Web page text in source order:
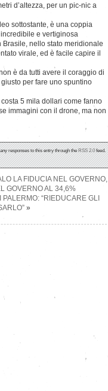
d’altezza, per un pic-nic a
sottostante, è una coppia
e vertiginosa
nello stato meridionale
virale, ed è facile capire il
è da tutti avere il coraggio di
per fare uno spuntino
5 mila dollari come fanno
immagini con il drone, ma non
responses to this entry through theRSS 2.0feed.
LA FIDUCIA NEL GOVERNO,
GOVERNO AL 34,6%
“RIEDUCARE GLI
»